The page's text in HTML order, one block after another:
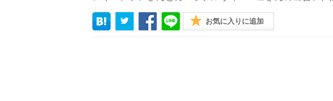
お気に入りに追加